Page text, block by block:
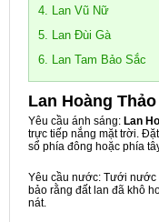
4. Lan Vũ Nữ
5. Lan Đùi Gà
6. Lan Tam Bảo Sắc
Lan Hoàng Thảo
Yêu cầu ánh sáng: Lan
trực tiếp nắng mặt trời.
sổ phía đông hoặc phía
Yêu cầu nước: Tưới nước
bảo rằng đất lan đã khô
nát.